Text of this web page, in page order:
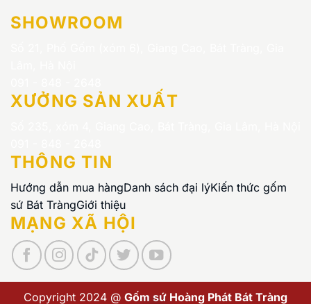
SHOWROOM
XƯỞNG SẢN XUẤT
THÔNG TIN
Hướng dẫn mua hàngDanh sách đại lýKiến thức gốm
sứ Bát TràngGiới thiệu
MẠNG XÃ HỘI
Copyright 2024 @ Gốm sứ Hoàng Phát Bát Tràng